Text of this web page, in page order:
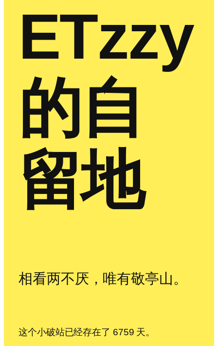
ETzzy
的自
留地
相看两不厌，唯有敬亭山。
这个小破站已经存在了 6759 天。